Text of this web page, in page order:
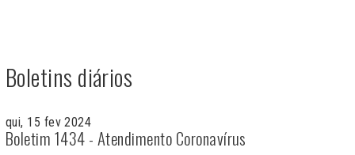
Boletins diários
qui, 15 fev 2024
Boletim 1434 - Atendimento Coronavírus